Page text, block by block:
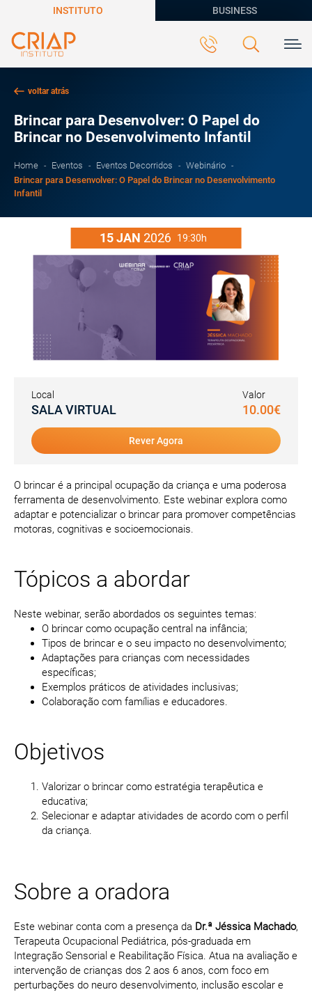
INSTITUTO BUSINESS
voltar atrás
Brincar para Desenvolver: O Papel do
Brincar no Desenvolvimento Infantil
Home Eventos Eventos Decorridos
Webinário
Brincar para Desenvolver: O Papel do Brincar no Desenvolvimento
Infantil
15JAN 2026 19:30h
Local
SALA VIRTUAL
Valor
10.00€
Rever Agora
O brincar é a principal ocupação da criança e uma poderosa
ferramenta de desenvolvimento. Este webinar explora como
adaptar e potencializar o brincar para promover competências
motoras, cognitivas e socioemocionais.
Tópicos a abordar
Neste webinar, serão abordados os seguintes temas:
O brincar como ocupação central na infância;
Tipos de brincar e o seu impacto no desenvolvimento;
Adaptações para crianças com necessidades
específicas;
Exemplos práticos de atividades inclusivas;
Colaboração com famílias e educadores.
Objetivos
Valorizar o brincar como estratégia terapêutica e
educativa;
Selecionar e adaptar atividades de acordo com o perfil
da criança.
Sobre a oradora
Este webinar conta com a presença da Dr.ª Jéssica Machado,
Terapeuta Ocupacional Pediátrica, pós-graduada em
Integração Sensorial e Reabilitação Física. Atua na avaliação e
intervenção de crianças dos 2 aos 6 anos, com foco em
perturbações do neuro desenvolvimento, inclusão escolar e